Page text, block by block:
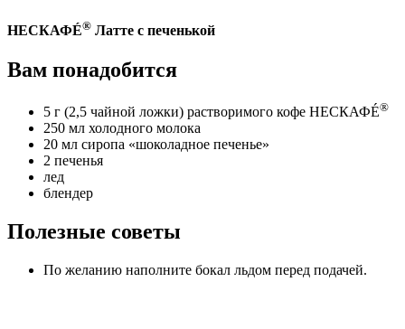
НЕСКАФÉ® Латте с печенькой
Вам понадобится
5 г (2,5 чайной ложки) растворимого кофе НЕСКАФÉ®
250 мл холодного молока
20 мл сиропа «шоколадное печенье»
2 печенья
лед
блендер
Полезные советы
По желанию наполните бокал льдом перед подачей.